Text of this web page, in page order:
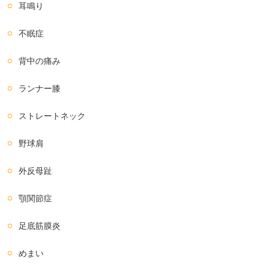
耳鳴り
不眠症
背中の痛み
ランナー膝
ストレートネック
野球肩
外反母趾
顎関節症
足底筋膜炎
めまい